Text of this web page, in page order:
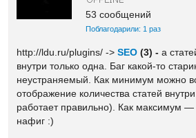
53 сообщений
Поблагодарили: 1 раз
http://ldu.ru/plugins/ ->SEO (3) -а
внутри только одна. Баг какой-то
неустраняемый. Как минимум можно
отображение количества статей
работает правильно). Как максимум —
нафиг :)